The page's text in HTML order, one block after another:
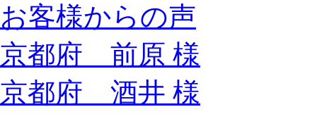
お客様からの声
京都府 前原 様
京都府 酒井 様